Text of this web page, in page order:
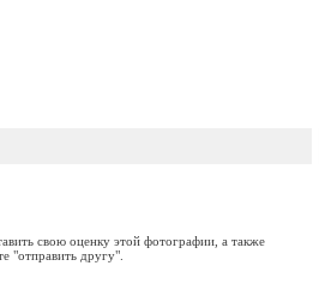
свою оценку этой фотографии, а также
"отправить другу".